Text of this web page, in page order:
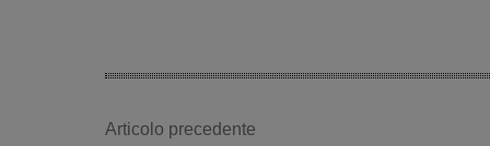
Articolo precedente